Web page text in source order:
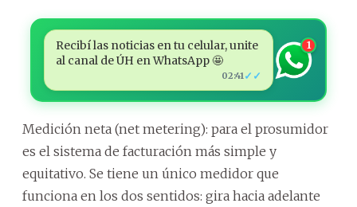
Recibí las noticias en tu celular, unite
al canal de ÚH en WhatsApp 🤩
02:41✓✓
1
Medición neta (net metering): para el prosumidor
es el sistema de facturación más simple y
equitativo. Se tiene un único medidor que
funciona en los dos sentidos: gira hacia adelante